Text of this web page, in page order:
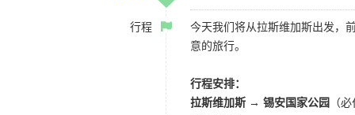
行程
今天我们将从拉斯维加斯出发，
意的旅行。
行程安排：
拉斯维加斯 → 锡安国家公园
（